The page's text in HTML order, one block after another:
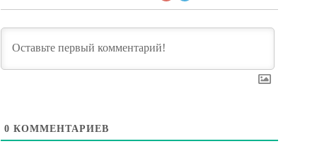
0 КОММЕНТАРИЕВ